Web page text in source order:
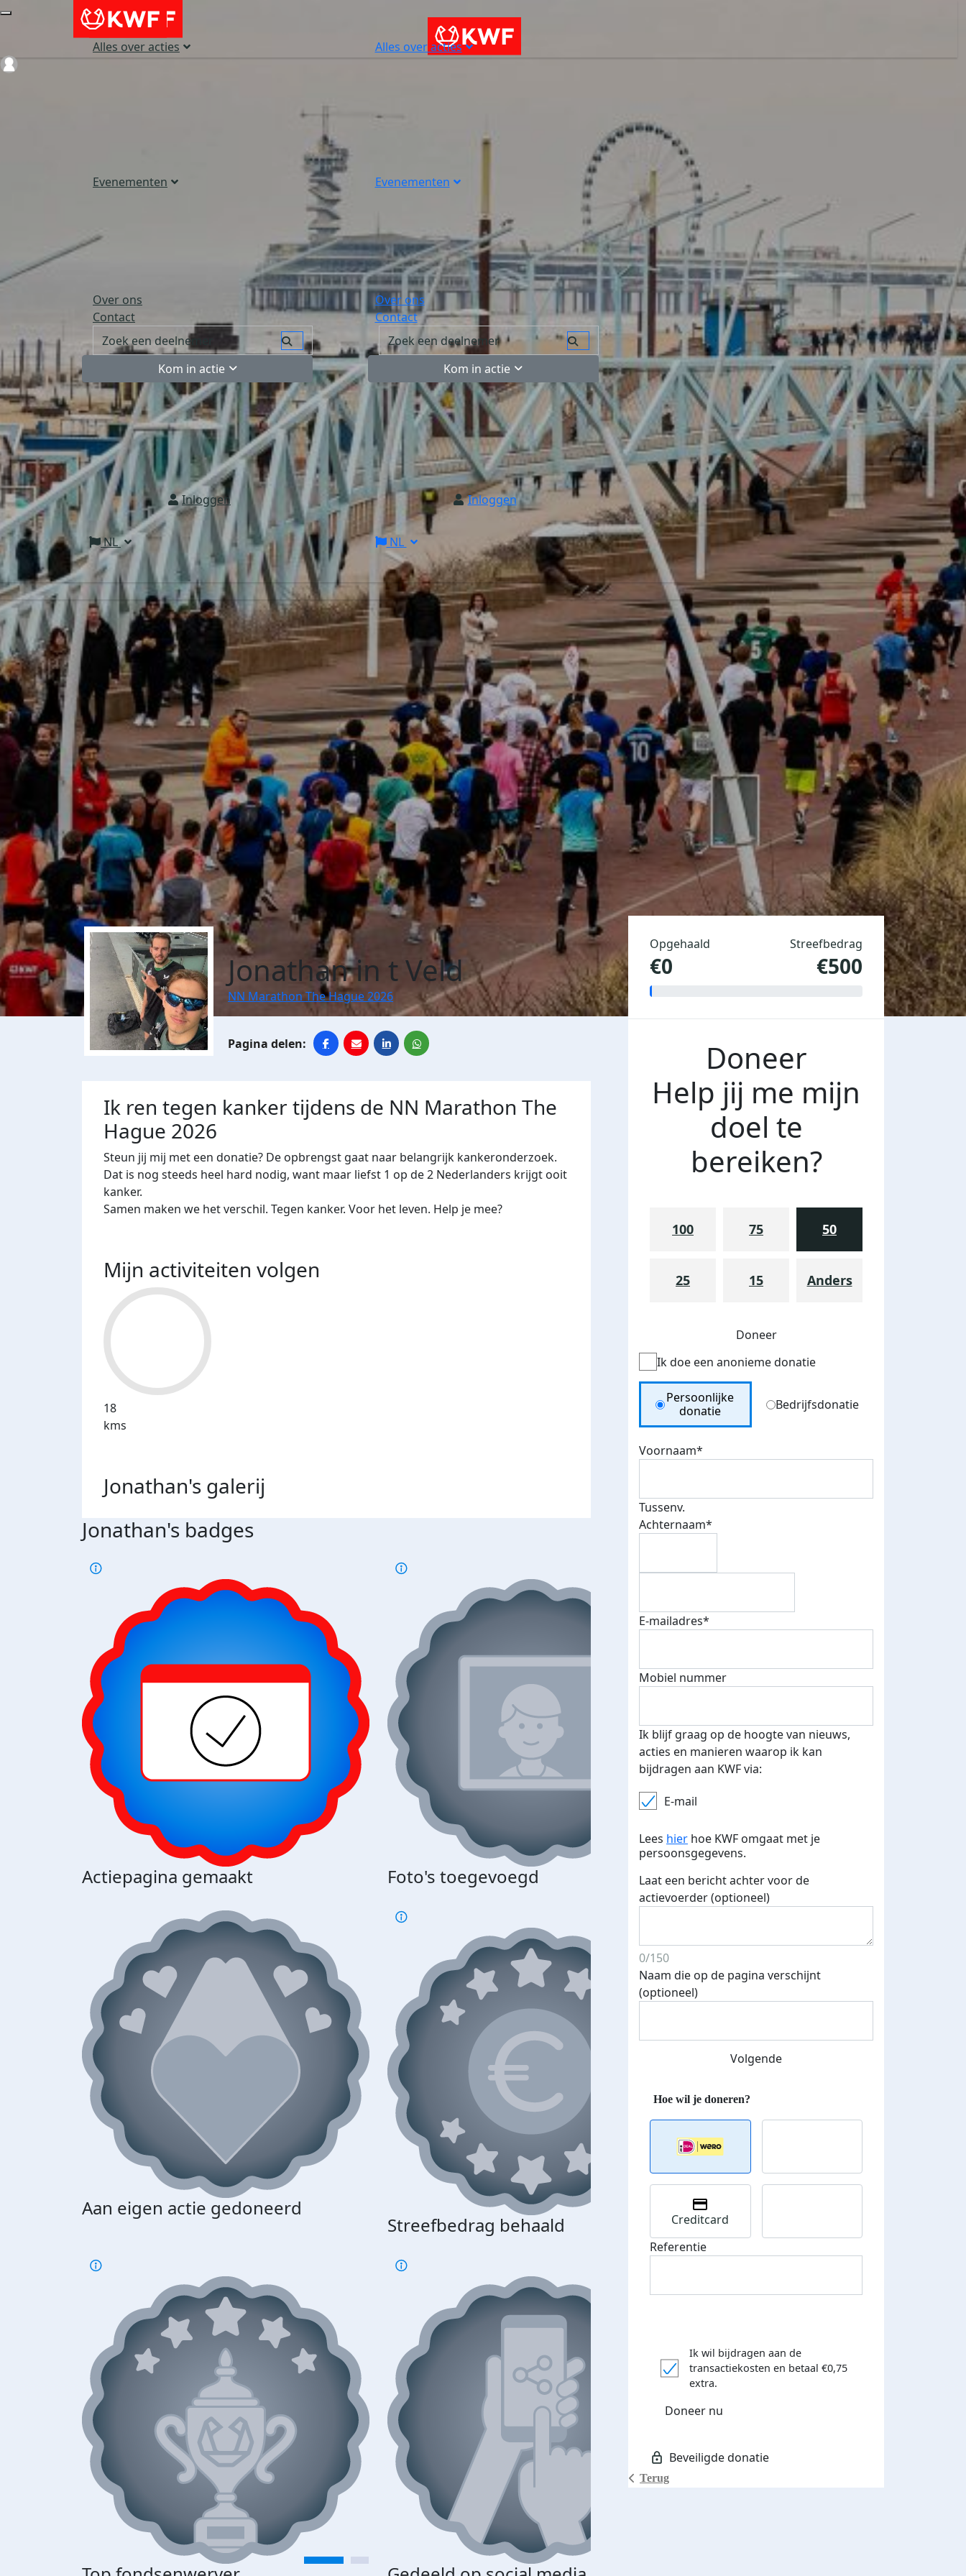
Alles over acties
Evenementen
Over ons
Contact
Kom in actie
Inloggen
NL
Alles over acties
Evenementen
Over ons
Contact
Kom in actie
Inloggen
NL
Jonathan in t Veld
NN Marathon The Hague 2026
Ik ren tegen kanker tijdens de NN Marathon The
Hague 2026
Steun jij mij met een donatie? De opbrengst gaat naar belangrijk kankeronderzoek.
Dat is nog steeds heel hard nodig, want maar liefst 1 op de 2 Nederlanders krijgt ooit
kanker.
Samen maken we het verschil. Tegen kanker. Voor het leven. Help je mee?
Mijn activiteiten volgen
18
kms
Jonathan's galerij
Jonathan's badges
Actiepagina gemaakt Foto's toegevoegd E-mails verstuurd
Aan eigen actie gedoneerd
Streefbedrag behaald Streefbedrag verhoogd
Bij 500 euro aan donaties ontvang
je je speciale KWF t-shirt!
Opgehaald
€0
Streefbedrag
€500
Doneer
Help jij me mijn
doel te
bereiken?
100 75 50
25 15 Anders
Doneer
Ik doe een anonieme donatie
Donation Type
Persoonlijke
donatie
Bedrijfsdonatie
Voornaam*
Tussenv.
Achternaam*
E-mailadres*
Mobiel nummer
Ik blijf graag op de hoogte van nieuws,
acties en manieren waarop ik kan
bijdragen aan KWF via:
E-mail
Lees hier hoe KWF omgaat met je
persoonsgegevens.
Laat een bericht achter voor de
actievoerder (optioneel)
0/150
Naam die op de pagina verschijnt
(optioneel)
Volgende
Terug
Creditcard
Referentie
Ik wil bijdragen aan de
transactiekosten en betaal €0,75
extra.
Doneer nu